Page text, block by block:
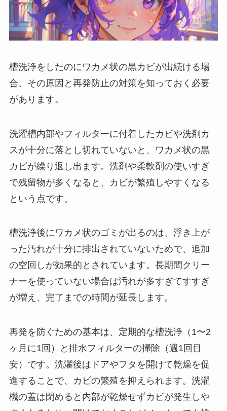
槽洗浄をしたのにワカメ状の黒カビが出続ける場
合、その原因と再発防止の対策を知っておく必要
があります。
洗濯槽内部やフィルターに付着したカビや洗剤カ
スが十分に落とし切れていないと、ワカメ状の黒
カビが繰り返し出ます。洗剤や柔軟剤の使いすぎ
で残留物が多くなると、カビが繁殖しやすくなる
という点です。
槽洗浄後にワカメ状のゴミが出るのは、浮き上が
った汚れが十分に排出されていないためで、追加
の空回しが効果的とされています。長期間クリー
ナーを使っていない場合は汚れが多すぎてすすぎ
が増え、完了までの時間が延長します。
再発を防ぐための基本は、定期的な槽洗浄（1〜2
ヶ月に1回）と排水フィルターの掃除（週1回目
安）です。洗濯後はドアやフタを開けて乾燥を促
進することで、カビの繁殖を抑えられます。洗濯
機の蓋は閉めると内部が乾燥せずカビが発生しや